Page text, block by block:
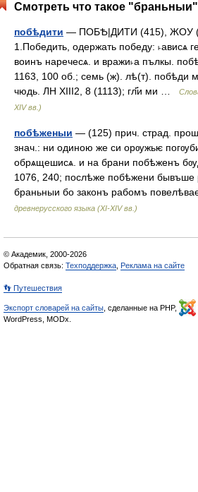
Смотреть что такое
побѣдити — ПОБѢ|ДИТИ (415), ЖОУ
1.Победить, одержать победу: ˫ависѧ
воинъ наречесѧ. и вражи˫а пълкы.
1163, 100 об.; семь (ж). лѣ(т). побѣди
чюдь. ЛН XIII2, 8 (1113); гл҃и ми …
XIV вв.)
побѣженыи — (125) прич. страд.
знач.: ни одиною же си орѹжьѥ
обрѧщешисѧ. и на брани побѣженъ
1076, 240; послѣже побѣжени бывъше
браньныи бо законъ рабомъ
древнерусского языка (XI-XIV вв.)
© Академик, 2000-2026
Обратная связь: Техподдержка Реклама на сайте
👣 Путешествия
Экспорт словарей на сайты , сделанные на PHP,
WordPress, MODx.